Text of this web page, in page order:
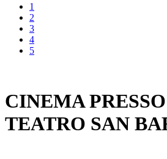
1
2
3
4
5
CINEMA
TEATRO SAN